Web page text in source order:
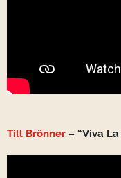
Till Brönner – “Viva